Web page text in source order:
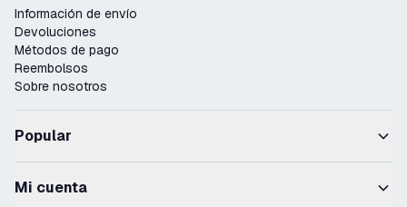
Información de envío
Devoluciones
Métodos de pago
Reembolsos
Sobre nosotros
Popular
Mi cuenta